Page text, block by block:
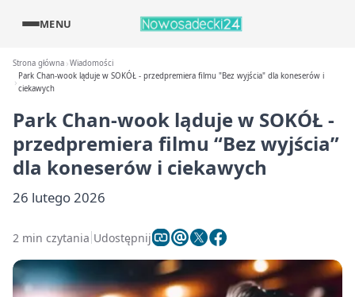
MENU
Strona główna Wiadomości
Park Chan-wook ląduje w SOKÓŁ - przedpremiera filmu "Bez wyjścia" dla koneserów i
ciekawych
Park Chan-wook ląduje w SOKÓŁ -
przedpremiera filmu “Bez wyjścia”
dla koneserów i ciekawych
26 lutego 2026
2 min czytania Udostępnij